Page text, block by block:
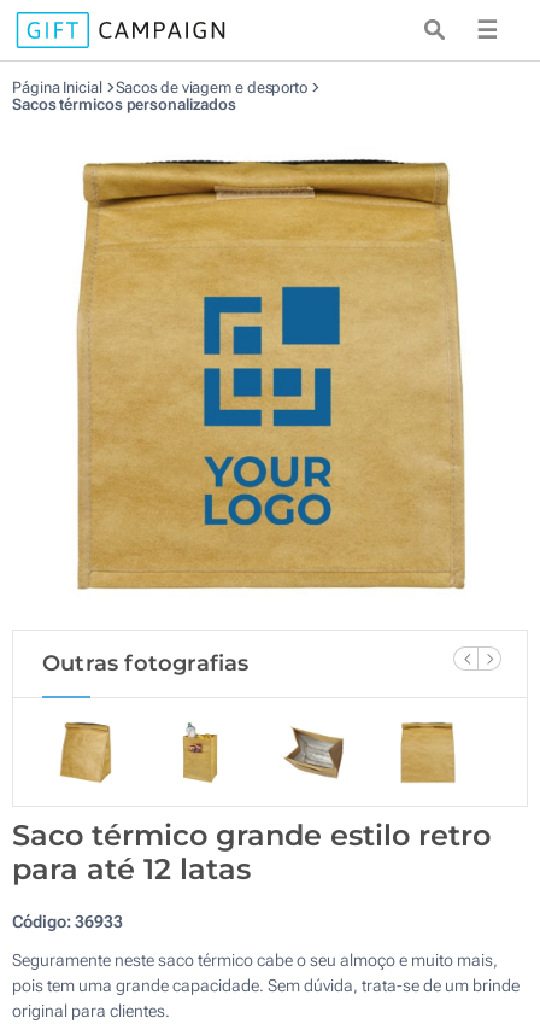
☰
Página Inicial
Sacos de viagem e desporto
Sacos térmicos personalizados
Outras fotografias
Saco térmico grande estilo retro
para até 12 latas
Código:36933
Seguramente neste saco térmico cabe o seu almoço e muito mais,
pois tem uma grande capacidade. Sem dúvida, trata-se de um brinde
original para clientes.